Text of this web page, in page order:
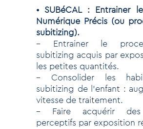
• SUBéCAL : Entrainer
Numérique Précis (ou
subitizing).
– Entrainer le
subitizing acquis par
les petites quantités.
– Consolider les
subitizing de l’enfant :
vitesse de traitement.
– Faire acquérir des
perceptifs par exposition